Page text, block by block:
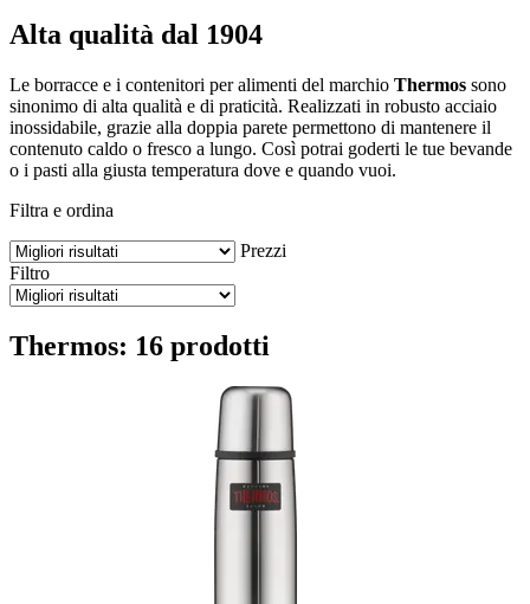
Alta qualità dal 1904
Le borracce e i contenitori per alimenti del marchio Thermos sono
sinonimo di alta qualità e di praticità. Realizzati in robusto acciaio
inossidabile, grazie alla doppia parete permettono di mantenere il
contenuto caldo o fresco a lungo. Così potrai goderti le tue bevande
o i pasti alla giusta temperatura dove e quando vuoi.
Filtra e ordina
Prezzi
Filtro
Thermos: 16 prodotti